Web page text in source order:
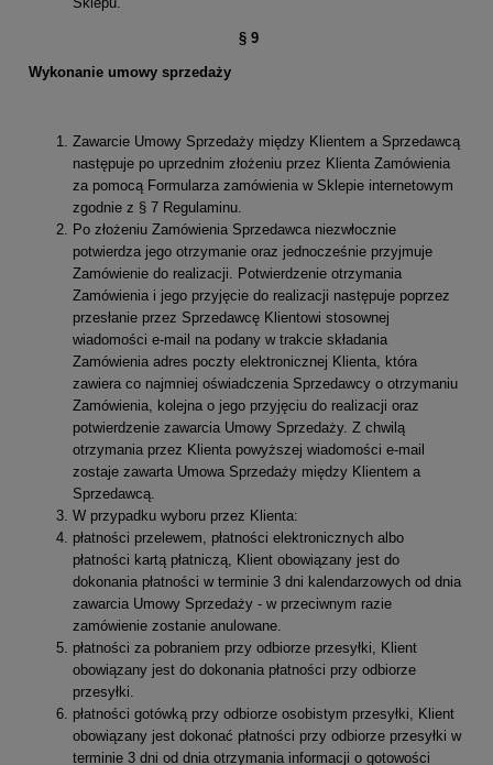
§ 9
Wykonanie umowy sprzedaży
Zawarcie Umowy Sprzedaży między Klientem a Sprzedawcą
następuje po uprzednim złożeniu przez Klienta Zamówienia
za pomocą Formularza zamówienia w Sklepie internetowym
zgodnie z § 7 Regulaminu.
Po złożeniu Zamówienia Sprzedawca niezwłocznie
potwierdza jego otrzymanie oraz jednocześnie przyjmuje
Zamówienie do realizacji. Potwierdzenie otrzymania
Zamówienia i jego przyjęcie do realizacji następuje poprzez
przesłanie przez Sprzedawcę Klientowi stosownej
wiadomości e-mail na podany w trakcie składania
Zamówienia adres poczty elektronicznej Klienta, która
zawiera co najmniej oświadczenia Sprzedawcy o otrzymaniu
Zamówienia, kolejna o jego przyjęciu do realizacji oraz
potwierdzenie zawarcia Umowy Sprzedaży. Z chwilą
otrzymania przez Klienta powyższej wiadomości e-mail
zostaje zawarta Umowa Sprzedaży między Klientem a
Sprzedawcą.
W przypadku wyboru przez Klienta:
płatności przelewem, płatności elektronicznych albo
płatności kartą płatniczą, Klient obowiązany jest do
dokonania płatności w terminie 3 dni kalendarzowych od dnia
zawarcia Umowy Sprzedaży - w przeciwnym razie
zamówienie zostanie anulowane.
płatności za pobraniem przy odbiorze przesyłki, Klient
obowiązany jest do dokonania płatności przy odbiorze
przesyłki.
płatności gotówką przy odbiorze osobistym przesyłki, Klient
obowiązany jest dokonać płatności przy odbiorze przesyłki w
terminie 3 dni od dnia otrzymania informacji o gotowości